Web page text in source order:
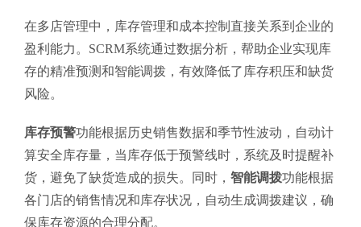
在多店管理中，库存管理和成本控制直接关系到企业的
盈利能力。SCRM系统通过数据分析，帮助企业实现库
存的精准预测和智能调拨，有效降低了库存积压和缺货
风险。
库存预警功能根据历史销售数据和季节性波动，自动计
算安全库存量，当库存低于预警线时，系统及时提醒补
货，避免了缺货造成的损失。同时， 智能调拨功能根据
各门店的销售情况和库存状况，自动生成调拨建议，确
保库存资源的合理分配。